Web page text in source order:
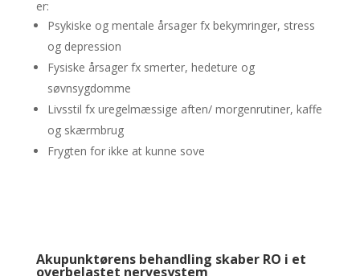
er:
Psykiske og mentale årsager fx bekymringer, stress
og depression
Fysiske årsager fx smerter, hedeture og
søvnsygdomme
Livsstil fx uregelmæssige aften/ morgenrutiner, kaffe
og skærmbrug
Frygten for ikke at kunne sove
Akupunktørens behandling skaber RO i et
overbelastet nervesystem